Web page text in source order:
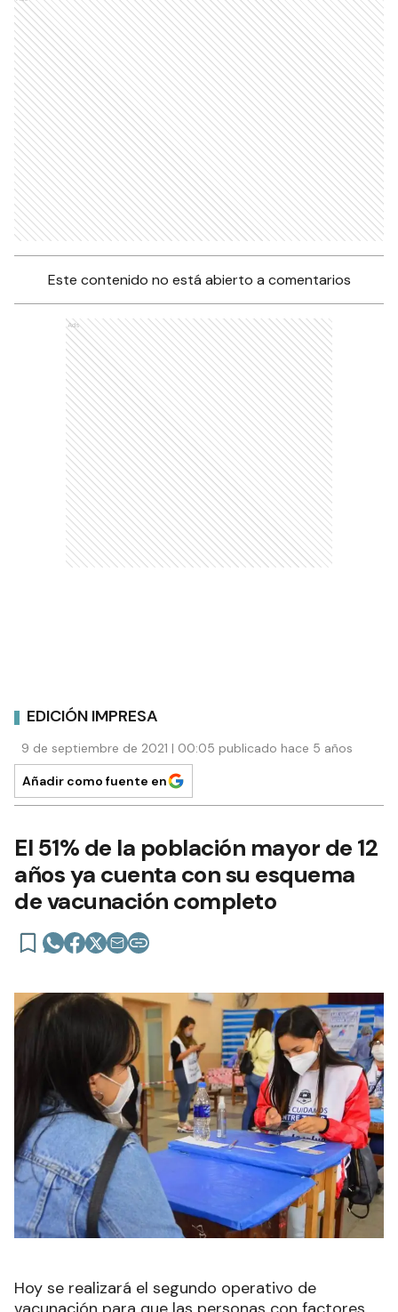
Este contenido no está abierto a comentarios
Ads
EDICIÓN IMPRESA
9 de septiembre de 2021 | 00:05 publicado hace 5 años
Añadir como fuente en
El 51% de la población mayor de 12
años ya cuenta con su esquema
de vacunación completo
Hoy se realizará el segundo operativo de